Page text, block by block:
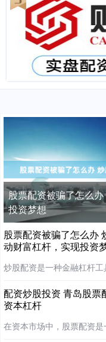
股票配资被骗了怎么
投资梦想
股票配资被骗了怎么办
动财富杠杆，实现投资
炒股配资是一种金融杠杆
配资炒股投资 青岛股票
资本杠杆
在资本市场中，股票配资